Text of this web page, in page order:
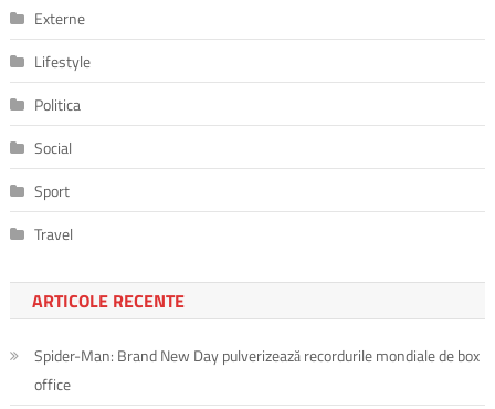
Externe
Lifestyle
Politica
Social
Sport
Travel
ARTICOLE RECENTE
Spider-Man: Brand New Day pulverizează recordurile mondiale de box
office